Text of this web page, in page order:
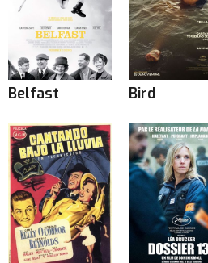
Belfast Bird